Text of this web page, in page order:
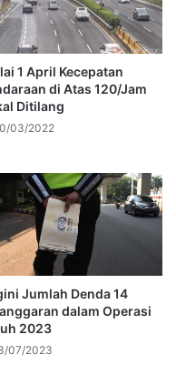
1 April Kecepatan
di Atas 120/Jam
Ditilang
03/2022
Jumlah Denda 14
dalam Operasi
2023
07/2023